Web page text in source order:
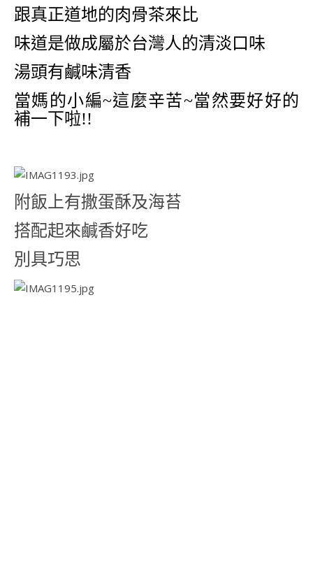
跟真正道地的肉骨茶來比
味道是做成屬於台灣人的清淡口味
湯頭有鹹味清香
當媽的小編~這麼辛苦~當然要好好的
補一下啦!!
附飯上有撒蛋酥及海苔
搭配起來鹹香好吃
別具巧思